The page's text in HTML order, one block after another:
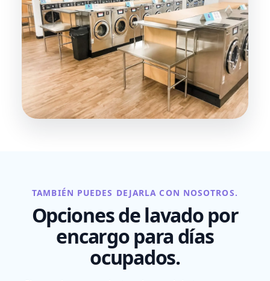
TAMBIÉN PUEDES DEJARLA CON NOSOTROS.
Opciones de lavado por
encargo para días
ocupados.